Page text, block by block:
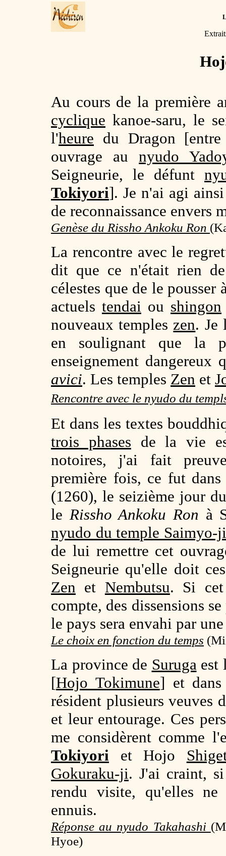
Au cours de la première
cyclique kanoe-saru, le
l'heure du Dragon
ouvrage aunyudo
Seigneurie, le défunt
Tokiyori]. Je n'ai agi
de reconnaissance envers
Genèse du Rissho Ankoku Ron (
La rencontre avec le
dit que ce n'était rien
célestes que de le pousser
actuels tendai ou shingon
nouveaux templeszen. Je
en soulignant que la
enseignement
avici. Les temples Zen et
Rencontre avec le nyudo du
Et dans les textes
trois phases de la vie
notoires, j'ai fait
première fois, ce fut
(1260), le seizième jour
le Rissho Ankoku Ron à
nyudo du temple Saimyo-ji
de lui remettre cet
Seigneurie qu'elle doit
Zen et Nembutsu. Si cet
compte, des dissensions
le pays sera envahi par
Le choix en fonction du temps
La province de Surugaest
[Hojo Tokimune] et
résident plusieurs veuves
et leur entourage. Ces
me considèrent comme
Tokiyori et Hojo
Gokuraku-ji. J'ai craint,
rendu visite, qu'elles
ennuis.
Réponse au nyudo Takahashi (
Hyoe)